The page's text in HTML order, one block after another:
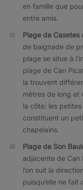
en famille que
entre amis.
Plage de Casetes
de baignade de
plage se situe à
plage de Can
la trouvent
mètres de long et
la côte: les
constituent un
chapelains.
Plage de Son
adjacente de Can
l’on suit la
puisqu’elle ne